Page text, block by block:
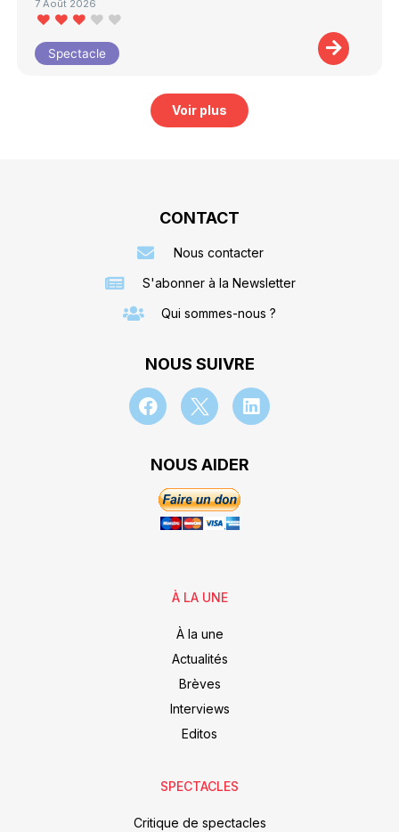
7 Août 2026
Spectacle
Voir plus
CONTACT
Nous contacter
S'abonner à la Newsletter
Qui sommes-nous ?
NOUS SUIVRE
NOUS AIDER
À LA UNE
À la une
Actualités
Brèves
Interviews
Editos
SPECTACLES
Critique de spectacles